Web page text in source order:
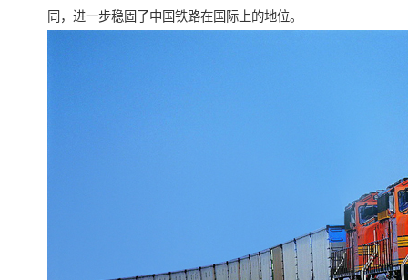
同，进一步稳固了中国铁路在国际上的地位。